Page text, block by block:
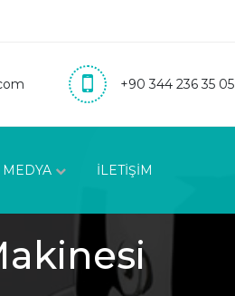
+90 344 236 35 05
MEDYA İLETİŞİM